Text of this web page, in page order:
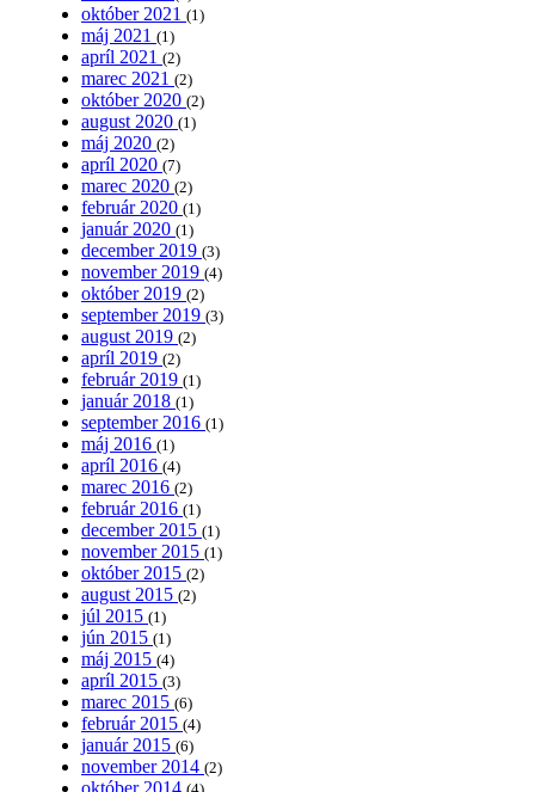
október 2021 (1)
máj 2021 (1)
apríl 2021 (2)
marec 2021 (2)
október 2020 (2)
august 2020 (1)
máj 2020 (2)
apríl 2020 (7)
marec 2020 (2)
február 2020 (1)
január 2020 (1)
december 2019 (3)
november 2019 (4)
október 2019 (2)
september 2019 (3)
august 2019 (2)
apríl 2019 (2)
február 2019 (1)
január 2018 (1)
september 2016 (1)
máj 2016 (1)
apríl 2016 (4)
marec 2016 (2)
február 2016 (1)
december 2015 (1)
november 2015 (1)
október 2015 (2)
august 2015 (2)
júl 2015 (1)
jún 2015 (1)
máj 2015 (4)
apríl 2015 (3)
marec 2015 (6)
február 2015 (4)
január 2015 (6)
november 2014 (2)
október 2014